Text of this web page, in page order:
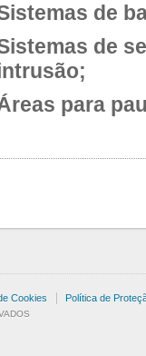
de
de
para
Cookies Política de